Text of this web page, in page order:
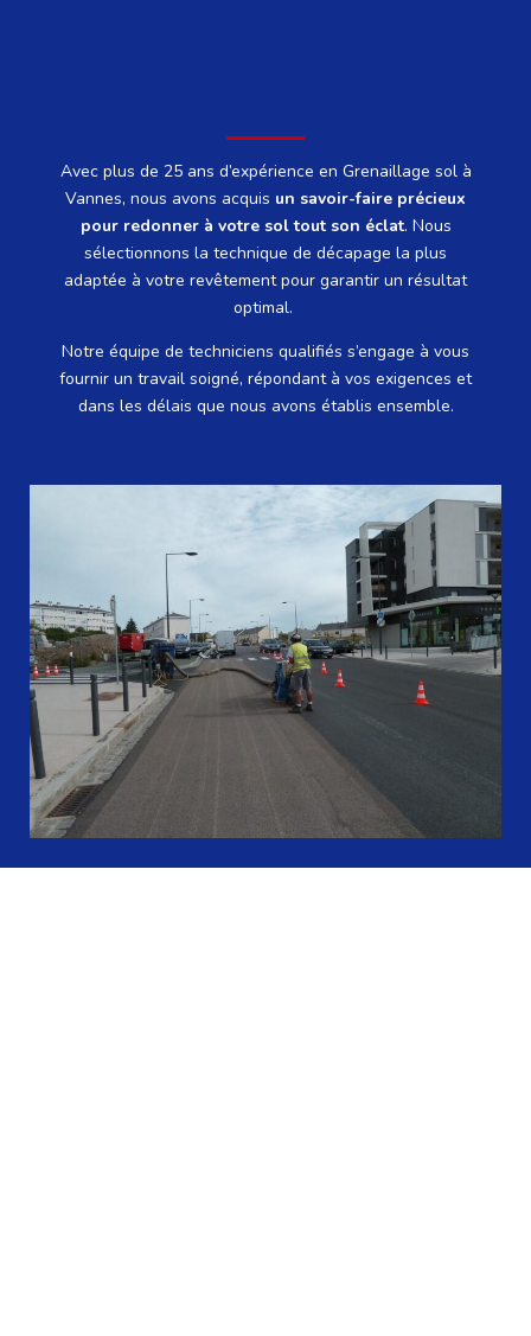
Avec plus de 25 ans d’expérience en Grenaillage sol à
Vannes, nous avons acquis un savoir-faire précieux
pour redonner à votre sol tout son éclat. Nous
sélectionnons la technique de décapage la plus
adaptée à votre revêtement pour garantir un résultat
optimal.
Notre équipe de techniciens qualifiés s’engage à vous
fournir un travail soigné, répondant à vos exigences et
dans les délais que nous avons établis ensemble.